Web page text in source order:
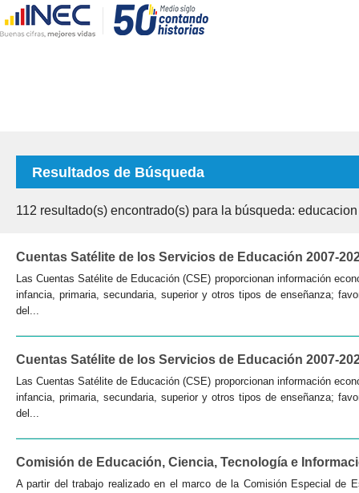
Resultados de Búsqueda
112 resultado(s) encontrado(s) para la búsqueda: educacion
Cuentas Satélite de los Servicios de Educación 2007-
Las Cuentas Satélite de Educación (CSE) proporcionan información
infancia, primaria, secundaria, superior y otros tipos de enseñanza;
del...
Cuentas Satélite de los Servicios de Educación 2007-
Las Cuentas Satélite de Educación (CSE) proporcionan información
infancia, primaria, secundaria, superior y otros tipos de enseñanza;
del...
Comisión de Educación, Ciencia, Tecnología e
A partir del trabajo realizado en el marco de la Comisión Especial de